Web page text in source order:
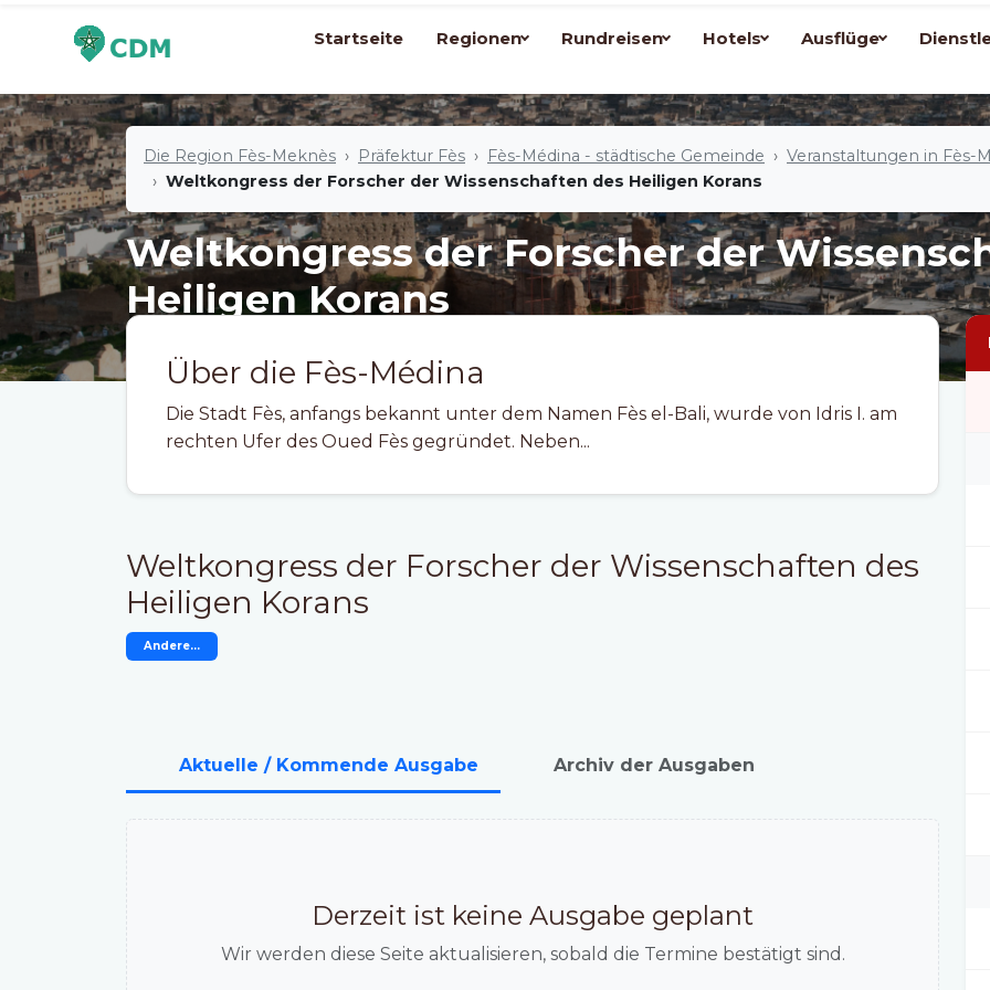
Startseite Regionen Rundreisen Hotels Ausflüge
Die Region Fès-Meknès Präfektur Fès Fès-Médina - städtische Gemeinde
Veranstaltungen in Fès-
Weltkongress der Forscher der Wissenschaften des Heiligen Korans
Weltkongress der Forscher der
Heiligen Korans
Über die Fès-Médina
Die Stadt Fès, anfangs bekannt unter dem Namen Fès el-Bali, wurde von Idris I. am
rechten Ufer des Oued Fès gegründet. Neben...
Weltkongress der Forscher der Wissenschaften des
Heiligen Korans
Andere...
Aktuelle / Kommende Ausgabe Archiv der Ausgaben
Derzeit ist keine Ausgabe geplant
Wir werden diese Seite aktualisieren, sobald die Termine bestätigt sind.